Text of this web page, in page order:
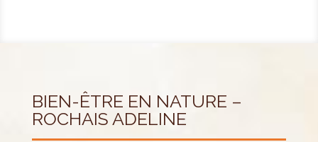
BIEN-ÊTRE EN NATURE –
ROCHAIS ADELINE